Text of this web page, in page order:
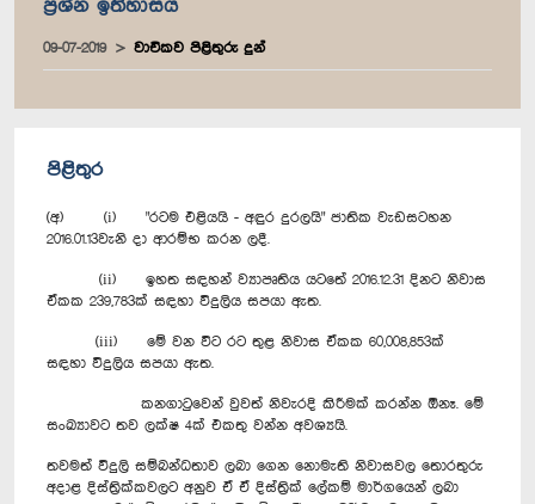
ප්‍රශ්න ඉතිහාසය
09-07-2019 වාචිකව පිළිතුරු දුන්
පිළිතුර
(අ) (i) "රටම එළියයි - අඳුර දුරලයි" ජාතික වැඩසටහන
2016.01.13වැනි දා ආරම්භ කරන ලදී.
(ii) ඉහත සඳහන් ව්‍යාපෘතිය යටතේ 2016.12.31 දිනට නිවාස
ඒකක 239,783ක් සඳහා විදුලිය සපයා ඇත.
(iii) මේ වන විට රට තුළ නිවාස ඒකක 60,008,853ක්
සඳහා විදුලිය සපයා ඇත.
කනගාටුවෙන් වුවත් නිවැරදි කිරීමක් කරන්න ඕනෑ. මේ
සංඛ්‍යාවට තව ලක්ෂ 4ක් එකතු වන්න අවශ්‍යයි.
තවමත් විදුලි සම්බන්ධතාව ලබා ගෙන නොමැති නිවාසවල තොරතුරු
අදාළ දිස්ත්‍රික්කවලට අනුව ඒ ඒ දිස්ත්‍රික් ලේකම් මාර්ගයෙන් ලබා